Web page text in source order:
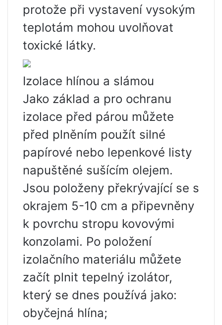
protože při vystavení vysokým
teplotám mohou uvolňovat
toxické látky.
Izolace hlínou a slámou
Jako základ a pro ochranu
izolace před párou můžete
před plněním použít silné
papírové nebo lepenkové listy
napuštěné sušícím olejem.
Jsou položeny překrývající se s
okrajem 5-10 cm a připevněny
k povrchu stropu kovovými
konzolami. Po položení
izolačního materiálu můžete
začít plnit tepelný izolátor,
který se dnes používá jako:
obyčejná hlína;